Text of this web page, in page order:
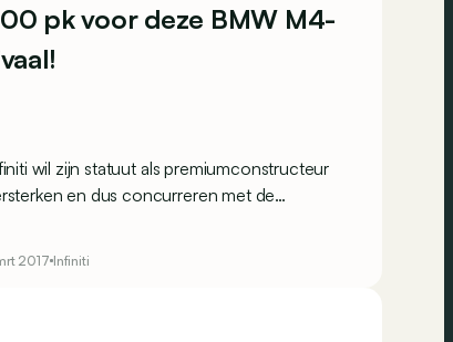
pk voor deze BMW M4-
wil zijn statuut als premiumconstructeur
en dus concurreren met de
2017 Infiniti